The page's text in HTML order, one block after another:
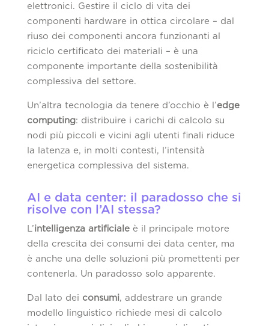
elettronici. Gestire il ciclo di vita dei
componenti hardware in ottica circolare – dal
riuso dei componenti ancora funzionanti al
riciclo certificato dei materiali – è una
componente importante della sostenibilità
complessiva del settore.
Un’altra tecnologia da tenere d’occhio è l’edge
computing: distribuire i carichi di calcolo su
nodi più piccoli e vicini agli utenti finali riduce
la latenza e, in molti contesti, l’intensità
energetica complessiva del sistema.
AI e data center: il paradosso che si
risolve con l’AI stessa?
L’intelligenza artificiale è il principale motore
della crescita dei consumi dei data center, ma
è anche una delle soluzioni più promettenti per
contenerla. Un paradosso solo apparente.
Dal lato dei consumi, addestrare un grande
modello linguistico richiede mesi di calcolo